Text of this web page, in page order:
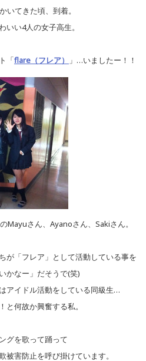
いてきた頃、到着。
い4人の女子高生。
「flare（フレア） 」…いましたー！！
Mayuさん、Ayanoさん、Sakiさん。
が「フレア」として活動している事を
かなー」だそうで(笑)
アイドル活動をしている同級生…
と何故か興奮する私。
グを歌って踊って
害防止を呼び掛けています。